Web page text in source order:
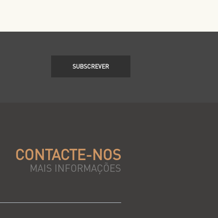
SUBSCREVER
CONTACTE-NOS
MAIS INFORMAÇÕES